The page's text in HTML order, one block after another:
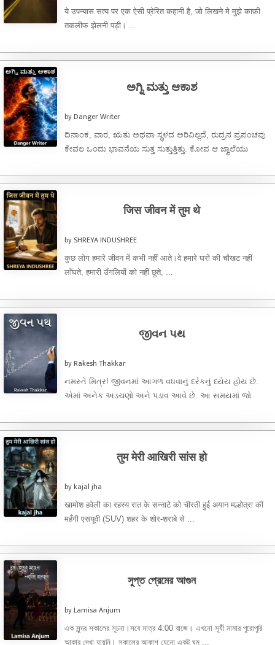
ये उपन्यास सत्य पर एक ऐसी प्रेरित कहानी है, जो लिखने मे मुझे काफ़ी
तकलीफ झेलनी पड़ी। ...
ಅಗ್ನಿ ಮತ್ತು ಆಕಾಶ
by Danger Writer
ದಿನಾಂಕ, ವಾರ, ಋತು ಅಥವಾ ಸ್ಥಳದ ಅರಿವಿಲ್ಲದೆ, ರುದ್ರನ ಪ್ರಪಂಚವು
ಕೇವಲ ಒಂದು ಭಾವನೆಯ ಸುತ್ತ ಸುತ್ತುತ್ತಿತ್ತು. ಕೋಪ ಆ ಜ್ವಾಲೆಯು
जिस जीवन में तुम थे
by SHREYA INDUSHREE
कुछ लोग हमारे जीवन में कभी नहीं आते।वे हमारे घरों की चौखट नहीं
लाँघते, हमारी उँगलियों को नहीं छूते, ...
જીવન પથ
by Rakesh Thakkar
નમસ્તે મિત્ર! જીવનમાં આગળ વધવાનું દરેકનું ધ્યેય હોય છે.
એમાં અનેક અડચણો અને પડાવ આવે છે. આ સમયમાં જો
तुम मेरी आखिरी सांस हो
by kajal jha
खामोश हवेली का रहस्य रात के सन्नाटे को चीरती हुई अयान मल्होत्रा की
महँगी एसयूवी (SUV) शहर के शोर-शराबे से ...
সুপ্ত প্রেমের আগুন
by Lamisa Anjum
এক সুন্দর সকালের সূচনা।সবে মাত্র 4:00 বাজে। এখনো সূর্যী মামার পুরোপুরি
আকার দেখা যায়নি। সকালের আকাশ যেনো একটু ঘুম ...